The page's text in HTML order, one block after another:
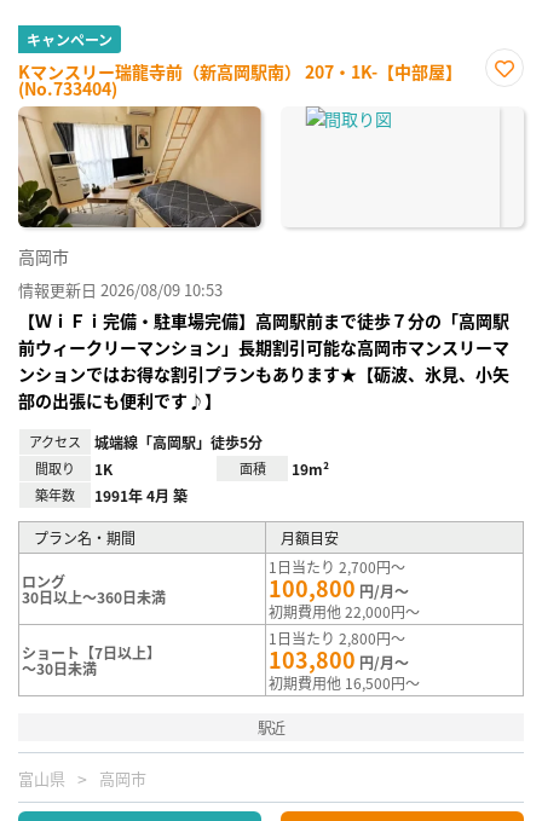
キャンペーン
Kマンスリー瑞龍寺前（新高岡駅南） 207・1K-【中部屋】
(No.733404)
に入
高岡市
情報更新日 2026/08/09 10:53
【ＷｉＦｉ完備・駐車場完備】高岡駅前まで徒歩７分の「高岡駅
前ウィークリーマンション」長期割引可能な高岡市マンスリーマ
ンションではお得な割引プランもあります★【砺波、氷見、小矢
部の出張にも便利です♪】
アクセス 城端線「高岡駅」徒歩5分
間取り 1K 面積 19m²
築年数 1991年 4月 築
プラン名・期間 月額目安
ロング
30日以上～360日未満
1日当たり 2,700円～
100,800 円/月～
初期費用他 22,000円～
ショート【7日以上】
～30日未満
1日当たり 2,800円～
103,800 円/月～
初期費用他 16,500円～
駅近
富山県 高岡市